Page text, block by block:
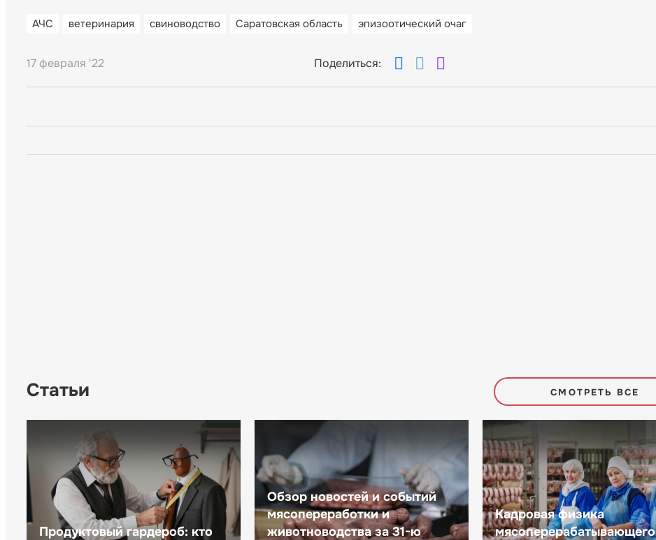
АЧС ветеринария свиноводство Саратовская область эпизоотический очаг
17 февраля '22 Поделиться:
Статьи СМОТРЕТЬ ВСЕ
Продуктовый гардероб: кто
Обзор новостей и событий
мясопереработки и
животноводства за 31-ю
Кадровая физика
мясоперерабатывающего